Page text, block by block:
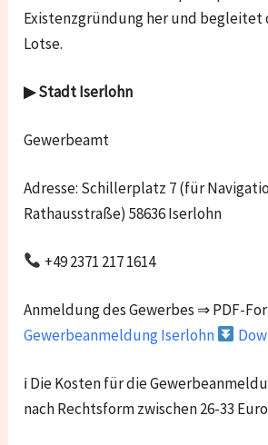
Existenzgründung her und begleitet
Lotse.
▶ StadtIserlohn
Gewerbeamt
Adresse: Schillerplatz 7 (für
Rathausstraße) 58636 Iserlohn
+49 2371 217 1614
Anmeldung des Gewerbes ⇒ PDF-
Gewerbeanmeldung Iserlohn
ℹ Die Kosten für die
nach Rechtsform zwischen 26-33